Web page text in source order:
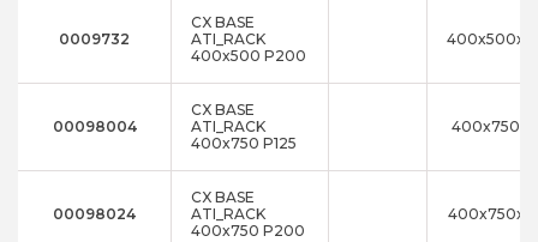
0009732
CX BASE
ATI_RACK
400x500 P200
00098004
CX BASE
ATI_RACK
400x750 P125
00098024
CX BASE
ATI_RACK
400x750 P200